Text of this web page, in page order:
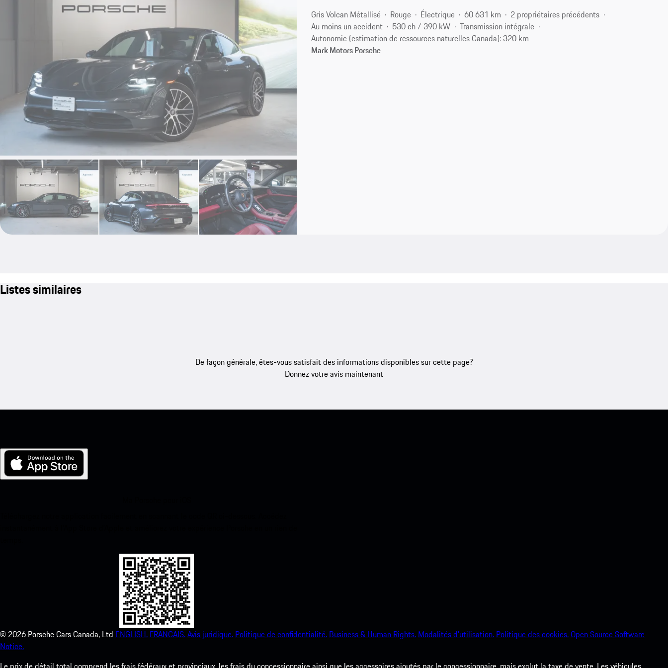
Gris Volcan Métallisé Rouge Électrique 60 631 km
2 propriétaires précédents
Au moins un accident
530 ch / 390 kW
Transmission intégrale
Autonomie (estimation de ressources naturelles Canada): 320 km
Mark Motors Porsche
Listes similaires
De façon générale, êtes-vous satisfait des informations disponibles sur cette page?
Donnez votre avis maintenant
© 2026 Porsche Cars Canada, Ltd ENGLISH. FRANCAIS.Avis juridique. Politique de confidentialité. Business & Human Rights. Modalités d’utilisation. Politique des cookies.Open Source Software
Notice.